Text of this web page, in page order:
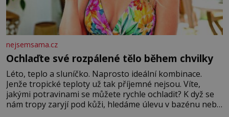
nejsemsama.cz
Ochlaďte své rozpálené tělo během chvilky
Léto, teplo a sluníčko. Naprosto ideální kombinace.
Jenže tropické teploty už tak příjemné nejsou. Víte,
jakými potravinami se můžete rychle ochladit? K dyž se
nám tropy zaryjí pod kůži, hledáme úlevu v bazénu nebo